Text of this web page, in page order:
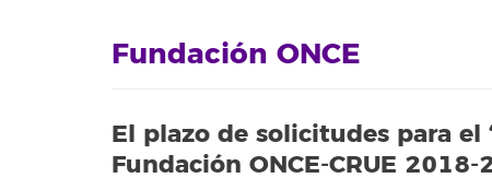
Fundación ONCE
El plazo de solicitudes para el
Fundación ONCE-CRUE